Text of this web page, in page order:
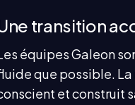
transition
équipes Galeon
que possible. La
et construit